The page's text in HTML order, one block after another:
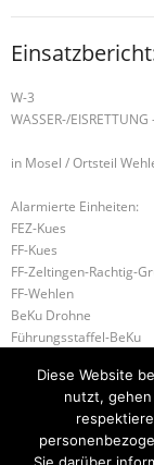
W-3
WASSER-/EISRETTUNG
in Mosel / Ortsteil
Alarmierte Einheiten:
FEZ-Kues
FF-Kues
FF-Zeltingen-Rachtig-
FF-Wehlen
BeKu Drohne
Führungsstaffel-BeKu
BKI (LK BKS-WIL)
ILtS-Trier-
B-2
Diese Website
nutzt,